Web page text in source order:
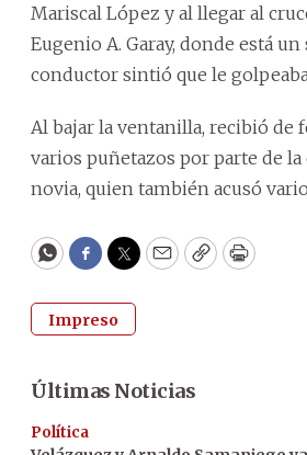
Mariscal López y al llegar al
Eugenio A. Garay, donde está
conductor sintió que le
Al bajar la ventanilla, recibió de
varios puñetazos por parte de la
novia, quien también acusó
WhatsApp
Facebook
Twitter
EmailCopyPrint
Impreso
Últimas Noticias
Política